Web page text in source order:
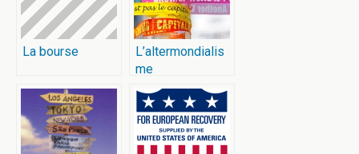
La bourse
L’altermondialis
me